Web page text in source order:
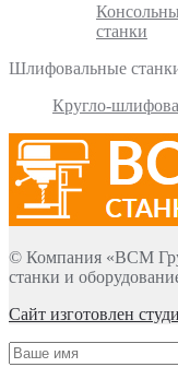
станки
Шлифовальные
Кругло-
© Компания «ВСМ
станки и
Сайт изготовлен